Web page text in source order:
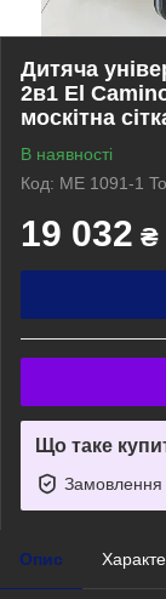
Дитяча
2в1 El
москітна
В наявності
Код: ME 1091-1
19 032 ₴
Що таке
Замовлення
Опис